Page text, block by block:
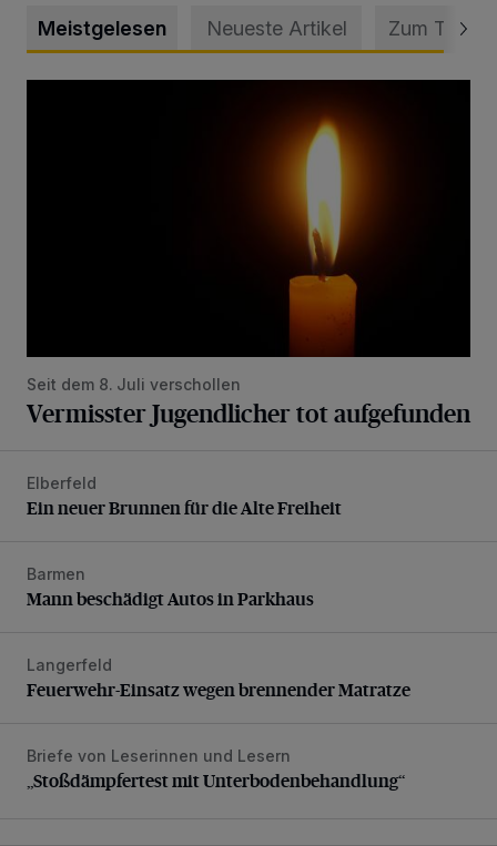
Meistgelesen Neueste Artikel Zum Thema
Seit dem 8. Juli verschollen
Vermisster Jugendlicher tot aufgefunden
Ein neuer Brunnen für die Alte Freiheit
Elberfeld
Ein neuer Brunnen für die Alte Freiheit
Mann beschädigt Autos in Parkhaus
Barmen
Mann beschädigt Autos in Parkhaus
Feuerwehr-Einsatz wegen brennender Matratze
Langerfeld
Feuerwehr-Einsatz wegen brennender Matratze
„Stoßdämpfertest mit Unterbodenbehandlung“
Briefe von Leserinnen und Lesern
„Stoßdämpfertest mit Unterbodenbehandlung“